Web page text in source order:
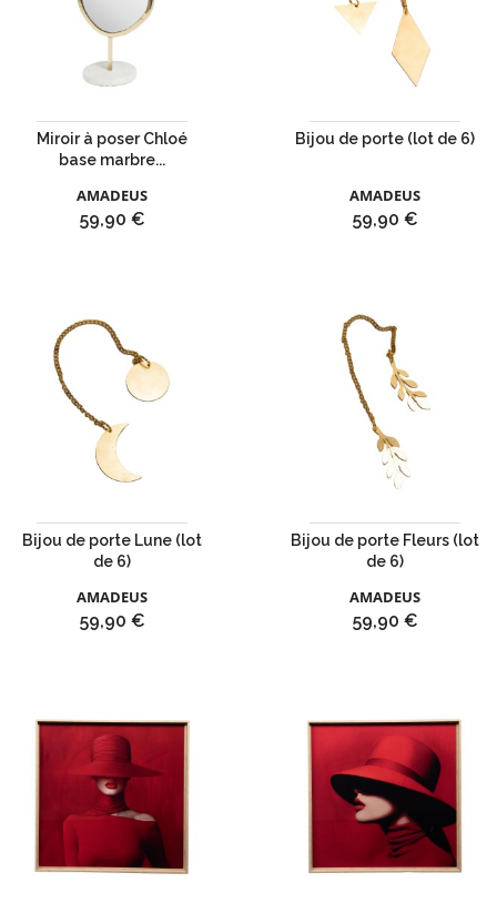
Miroir à poser Chloé
base marbre...
AMADEUS
Prix
59,90 €
Bijou de porte (lot de 6)
AMADEUS
Prix
59,90 €
Bijou de porte Lune (lot
de 6)
AMADEUS
Prix
59,90 €
Bijou de porte Fleurs (lot
de 6)
AMADEUS
Prix
59,90 €